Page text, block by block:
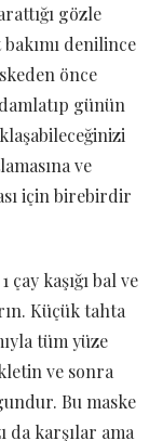
gözle
denilince
önce
günün
ve
için birebirdir
çay kaşığı bal ve
Küçük tahta
tüm yüze
ve sonra
Bu maske
da karşılar ama